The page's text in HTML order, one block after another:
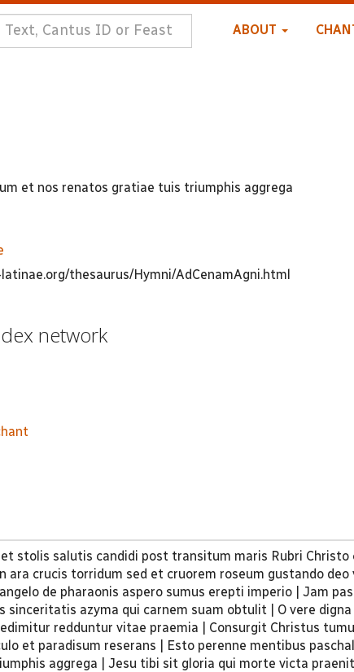
ABOUT
et nos renatos gratiae tuis triumphis aggrega
thesaurus/Hymni/AdCenamAgni.html
network
stolis salutis candidi post transitum maris Rubri Christo
ara crucis torridum sed et cruorem roseum gustando
de pharaonis aspero sumus erepti imperio | Jam
sinceritatis azyma qui carnem suam obtulit | O vere
redduntur vitae praemia | Consurgit Christus
et paradisum reserans | Esto perenne mentibus
aggrega | Jesu tibi sit gloria qui morte victa